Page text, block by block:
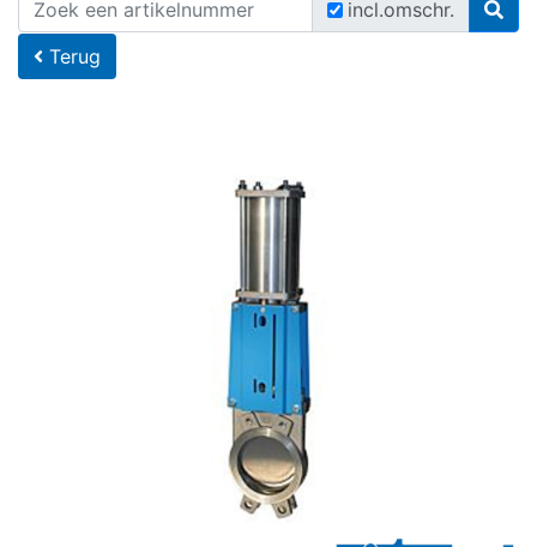
incl.omschr.
Terug